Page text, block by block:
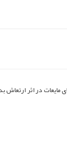
مایعات در اثر